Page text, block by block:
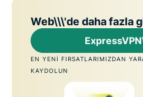
Web\\\'de daha fazla
EN YENI FIRSATLARIMIZDAN
KAYDOLUN